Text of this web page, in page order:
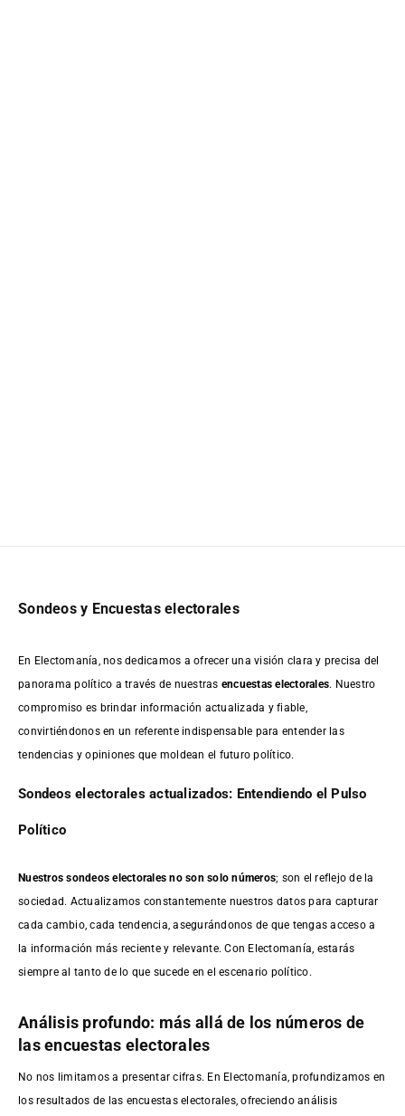
Sondeos y Encuestas electorales
En Electomanía, nos dedicamos a ofrecer una visión clara y precisa del
panorama político a través de nuestras encuestas electorales. Nuestro
compromiso es brindar información actualizada y fiable,
convirtiéndonos en un referente indispensable para entender las
tendencias y opiniones que moldean el futuro político.
Sondeos electorales actualizados: Entendiendo el Pulso
Político
Nuestros sondeos electorales no son solo números; son el reflejo de la
sociedad. Actualizamos constantemente nuestros datos para capturar
cada cambio, cada tendencia, asegurándonos de que tengas acceso a
la información más reciente y relevante. Con Electomanía, estarás
siempre al tanto de lo que sucede en el escenario político.
Análisis profundo: más allá de los números de
las encuestas electorales
No nos limitamos a presentar cifras. En Electomanía, profundizamos en
los resultados de las encuestas electorales, ofreciendo análisis